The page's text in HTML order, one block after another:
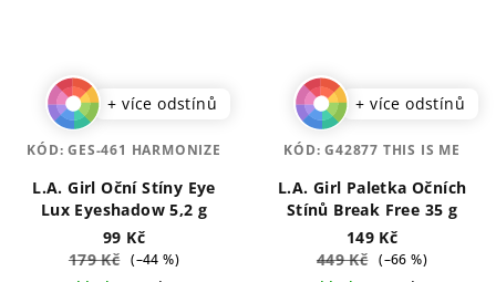
+ více odstínů
L.A. Girl Oční Stíny Eye
Lux Eyeshadow 5,2 g
99 Kč
179 Kč (–44 %)
KÓD:GES-461 HARMONIZE
+ více odstínů
L.A. Girl Paletka Očních
Stínů Break Free 35 g
149 Kč
449 Kč (–66 %)
KÓD:G42877 THIS IS ME